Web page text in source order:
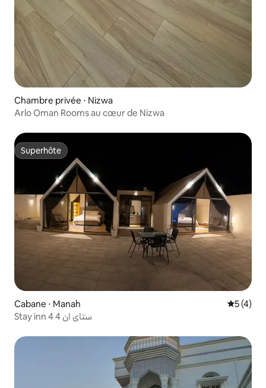
Chambre privée ⋅ Nizwa
Arlo Oman Rooms au cœur de Nizwa
Superhôte
Superhôte
Cabane ⋅ Manah
5 (4)
Stay inn 4 ستاي ان 4